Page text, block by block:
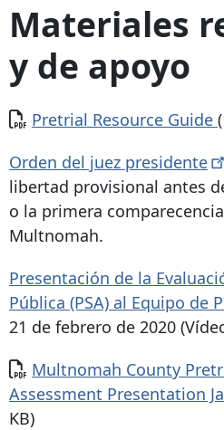
Materiales
y de apoyo
Documento
Pretrial Resource Guide
Orden del juez presidente
libertad provisional antes
o la primera
Multnomah.
Presentación de la
Pública (PSA) al Equipo de
21 de febrero de 2020
Documento
Multnomah County
Assessment Presentation
KB)